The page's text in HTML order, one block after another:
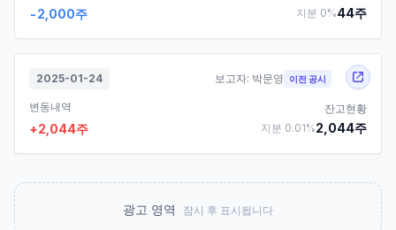
-2,000주
지분 0%44주
2025-01-24 보고자: 박문영 이전 공시
변동내역
+2,044주
잔고현황
지분 0.01%2,044주
광고 영역 잠시 후 표시됩니다